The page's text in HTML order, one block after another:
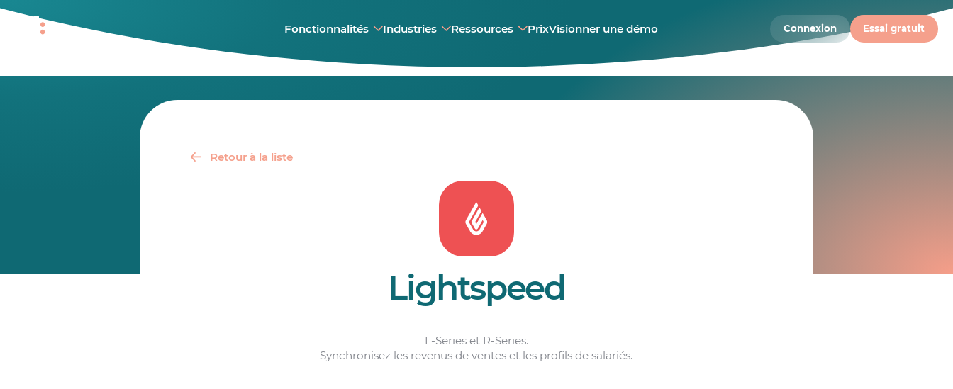
Fonctionnalités Industries Ressources PrixVisionner une démo Connexion Essai gratuit
Retour à la liste
Lightspeed
L-Series et R-Series.
Synchronisez les revenus de ventes et les profils de salariés.